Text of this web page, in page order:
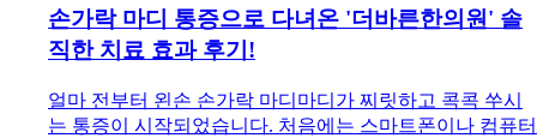
손가락 마디 통증으로 다녀온 '더바른한의원' 솔
직한 치료 효과 후기!
얼마 전부터 왼손 손가락 마디마디가 찌릿하고 콕콕 쑤시
는 통증이 시작되었습니다. 처음에는 스마트폰이나 컴퓨터